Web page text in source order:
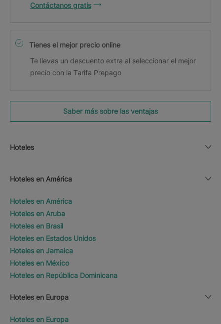
Contáctanos gratis
Tienes el mejor precio online
Te llevas un descuento extra al seleccionar el mejor
precio con la Tarifa Prepago
Saber más sobre las ventajas
Hoteles
Hoteles en América
Hoteles en América
Hoteles en Aruba
Hoteles en Brasil
Hoteles en Estados Unidos
Hoteles en Jamaica
Hoteles en México
Hoteles en República Dominicana
Hoteles en Europa
Hoteles en Europa